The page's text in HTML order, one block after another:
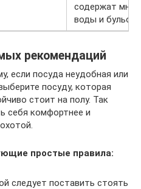
содержат
воды и
рекомендаций
если посуда неудобная или
посуду, которая
стоит на полу. Так
себя комфортнее и
простые правила:
следует поставить стоять